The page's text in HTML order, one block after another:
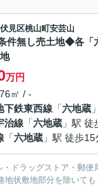
見区桃山町安芸山
件無し売土地◆各「
万円
㎡ / -
下鉄東西線 「六地蔵
治線 「六地蔵 」駅 徒
「六地蔵 」駅 徒歩15
ドラッグストア・郵
状敷地部分を除いて